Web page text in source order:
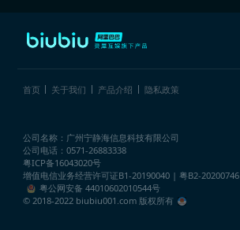
首页 关于我们 产品介绍 隐私政策
公司名称：广州宁静海信息科技有限公司
公司电话：0571-26883338
粤ICP备16043020号
增值电信业务经营许可证B1-20190040 | 粤B2-20200746
粤公网安备 44010602010544号
© 2018-2022 biubiu001.com 版权所有